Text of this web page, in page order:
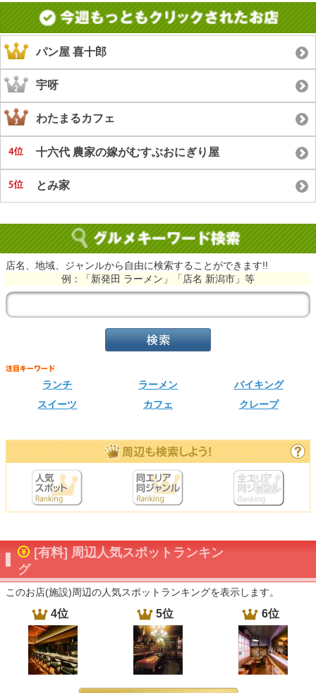
パン屋 喜十郎
宇呀
わたまるカフェ
十六代 農家の嫁がむすぶおにぎり屋
とみ家
店名、地域、ジャンルから自由に検索することができます!!
例：「新発田 ラーメン」「店名 新潟市」等
ランチ ラーメン
バイキング
スイーツ
カフェ クレープ
[有料] 周辺人気スポットランキン
グ
このお店(施設)周辺の人気スポットランキングを表示します。
4位 5位 6位